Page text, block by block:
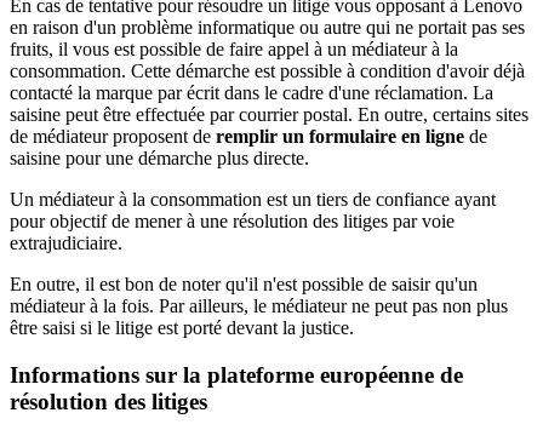
En cas de tentative pour résoudre un litige vous opposant à Lenovo
en raison d'un problème informatique ou autre qui ne portait pas ses
fruits, il vous est possible de faire appel à un médiateur à la
consommation. Cette démarche est possible à condition d'avoir déjà
contacté la marque par écrit dans le cadre d'une réclamation. La
saisine peut être effectuée par courrier postal. En outre, certains sites
de médiateur proposent de remplir un formulaire en ligne de
saisine pour une démarche plus directe.
Un médiateur à la consommation est un tiers de confiance ayant
pour objectif de mener à une résolution des litiges par voie
extrajudiciaire.
En outre, il est bon de noter qu'il n'est possible de saisir qu'un
médiateur à la fois. Par ailleurs, le médiateur ne peut pas non plus
être saisi si le litige est porté devant la justice.
Informations sur la plateforme européenne de
résolution des litiges